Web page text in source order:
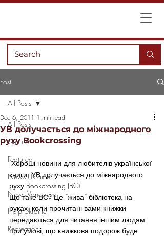
Post
All Posts
Culture
Featured
News Ukraine
News Vancouver
Help Ukraine
Recreation
All Posts
УВ долучається до міжнародного
руху Bookcrossing
Dec 6, 2011 1 min read
Хороші новини для любителів української
книги. УВ долучається до міжнародного
руху Bookcrossing (BC).
Що таке ВС? Це “жива” бібліотека на
руках, коли прочитані вами книжки
передаються для читання іншим людям
при умові, що книжкова подорож буде